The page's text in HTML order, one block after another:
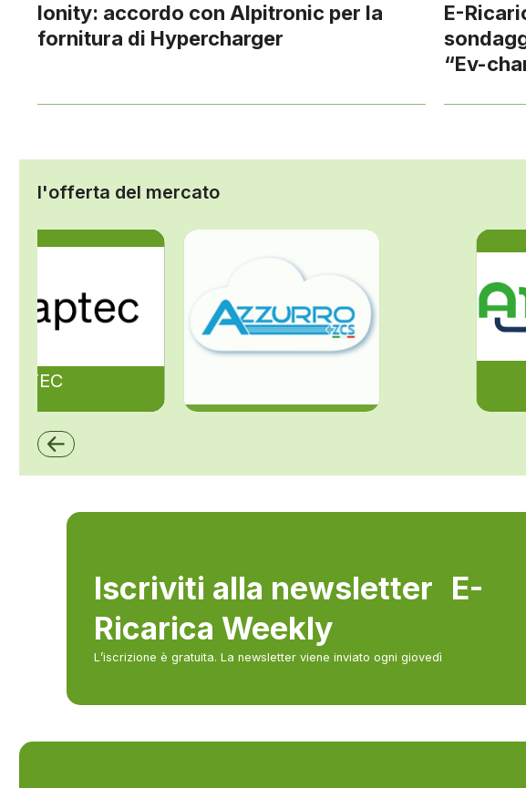
Ionity: accordo con Alpitronic per la
fornitura di Hypercharger
E-
“Ev-
l'offerta del mercato
ZCS Azzurro
Iscriviti alla newsletter E-
Ricarica Weekly
L’iscrizione è gratuita. La newsletter viene inviato ogni giovedì